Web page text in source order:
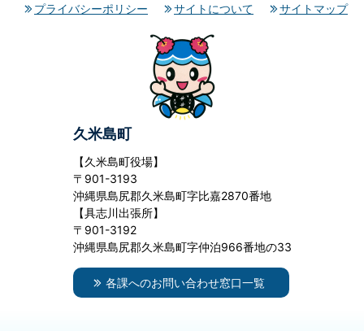
プライバシーポリシー サイトについて サイトマップ
久米島町
【久米島町役場】
〒901-3193
沖縄県島尻郡久米島町字比嘉2870番地
【具志川出張所】
〒901-3192
沖縄県島尻郡久米島町字仲泊966番地の33
各課へのお問い合わせ窓口一覧